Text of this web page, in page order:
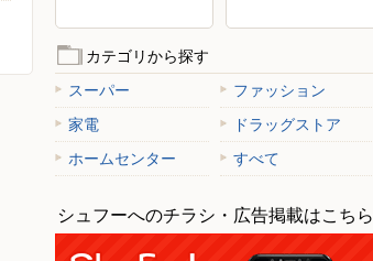
カテゴリから探す
スーパー
ファッション
家電
ドラッグストア
ホームセンター
すべて
シュフーへのチラシ・広告掲載はこちら